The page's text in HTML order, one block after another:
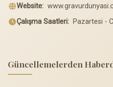
Website:
Çalışma Saatleri: Pazartesi -
Güncellemelerden